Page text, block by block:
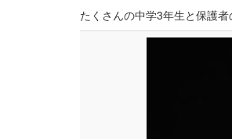
たくさんの中学3年生と保護